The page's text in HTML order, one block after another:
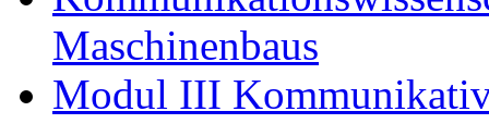
Maschinenbaus
Modul III